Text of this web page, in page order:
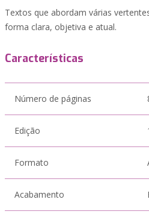
Textos que abordam várias
forma clara, objetiva e atual.
Características
Número de páginas
Edição
Formato
Acabamento